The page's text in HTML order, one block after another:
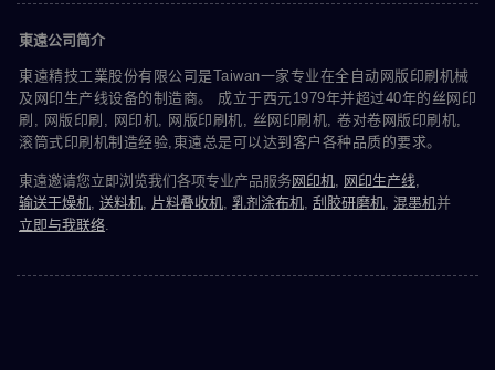
東遠公司简介
東遠精技工業股份有限公司是Taiwan一家专业在全自动网版印刷机械
及网印生产线设备的制造商。 成立于西元1979年并超过40年的丝网印
刷, 网版印刷, 网印机, 网版印刷机, 丝网印刷机, 卷对卷网版印刷机,
滚筒式印刷机制造经验,東遠总是可以达到客户各种品质的要求。
東遠邀请您立即浏览我们各项专业产品服务网印机, 网印生产线,
输送干燥机, 送料机, 片料叠收机, 乳剂涂布机, 刮胶研磨机, 混墨机并
立即与我联络.